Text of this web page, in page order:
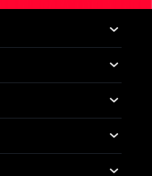
Solutions